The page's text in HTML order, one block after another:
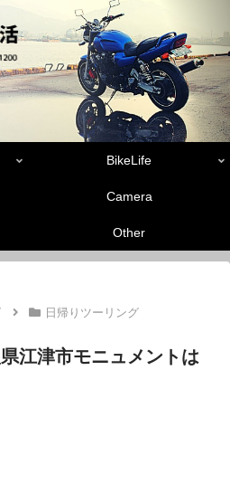
BikeLife
Camera
Other
日帰りツーリング
江津市モニュメントは